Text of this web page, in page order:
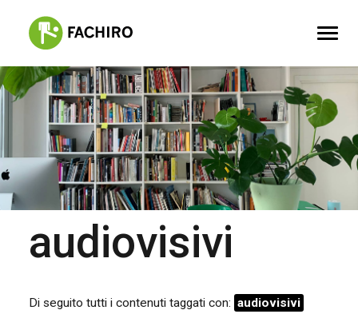
FACHIRO
SERVIZI
PORTFOLIO
CONTATTI
audiovisivi
Di seguito tutti i contenuti taggati con: audiovisivi